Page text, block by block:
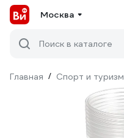
Москва
Поиск в каталоге
Главная / Спорт и туризм